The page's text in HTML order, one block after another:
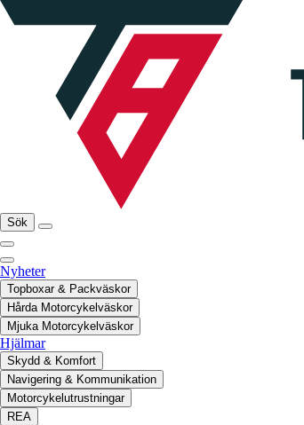
Sök
Nyheter
Topboxar & Packväskor
Hårda Motorcykelväskor
Mjuka Motorcykelväskor
Hjälmar
Skydd & Komfort
Navigering & Kommunikation
Motorcykelutrustningar
REA